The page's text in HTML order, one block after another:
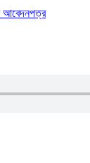
আবেদনপত্র